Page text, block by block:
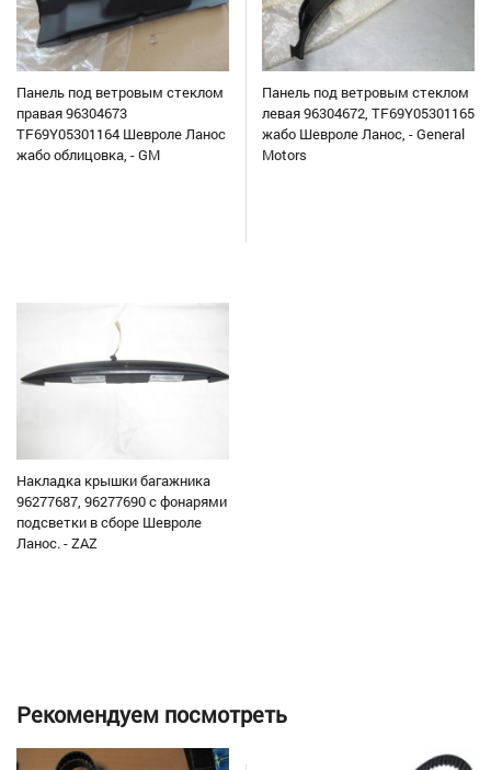
Панель под ветровым стеклом
правая 96304673
TF69Y05301164 Шевроле Ланос
жабо облицовка, - GM
Панель под ветровым стеклом
левая 96304672, TF69Y05301165
жабо Шевроле Ланос, - General
Motors
Накладка крышки багажника
96277687, 96277690 c фонарями
подсветки в сборе Шевроле
Ланос. - ZAZ
Рекомендуем посмотреть